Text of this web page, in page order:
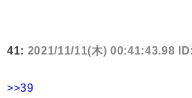
41: 2021/11/11(木) 00:41:43.98
>>39